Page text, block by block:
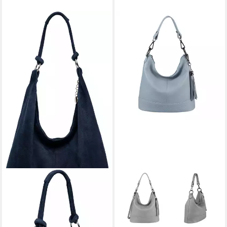
ITALYSHOP24
Schultertasche Made in Italy
Damen Leder Tasche
Shopper Umhängetasche